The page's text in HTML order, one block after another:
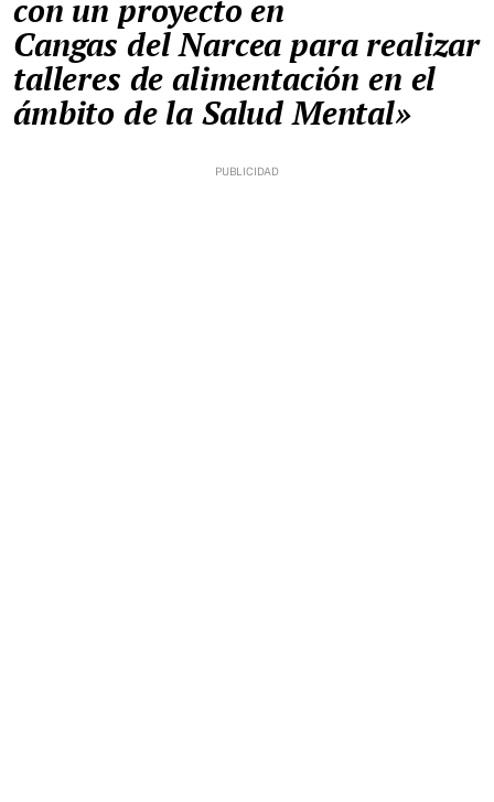
con un proyecto en
Cangas del Narcea para realizar
talleres de alimentación en el
ámbito de la Salud Mental»